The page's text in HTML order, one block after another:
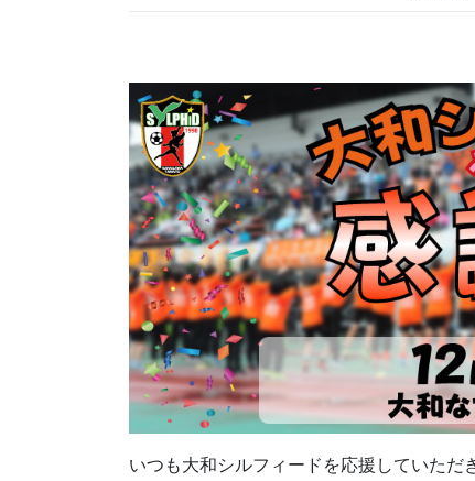
いつも大和シルフィードを応援していただ